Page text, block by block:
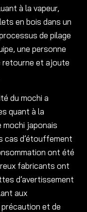
à la vapeur,
en bois dans un
de pilage
une personne
retourne et ajoute
du mochi a
quant à la
japonais
cas d’étouffement
ont été
fabricants ont
d’avertissement
aux
et de